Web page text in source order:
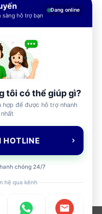
sàng hỗ trợ bạn
Đang online
tôi có thể giúp gì?
hợp để được hỗ trợ nhanh
nhất
HOTLINE
chóng 24/7
hệ qua kênh